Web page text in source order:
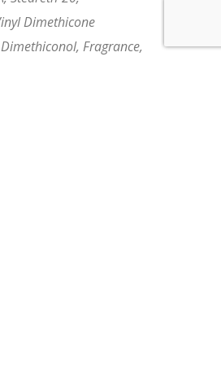
Dimethicone
Fragrance,